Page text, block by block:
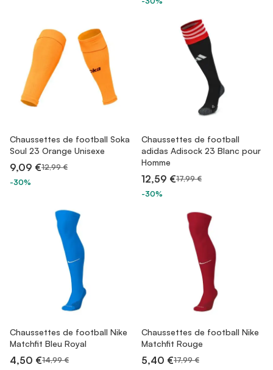
Chaussettes de football Soka
Soul 23 Orange Unisexe
9,09 €12,99 €
-30%
Chaussettes de football
adidas Adisock 23 Blanc pour
Homme
12,59 €17,99 €
-30%
Chaussettes de football Nike
Matchfit Bleu Royal
4,50 €14,99 €
Chaussettes de football Nike
Matchfit Rouge
5,40 €17,99 €